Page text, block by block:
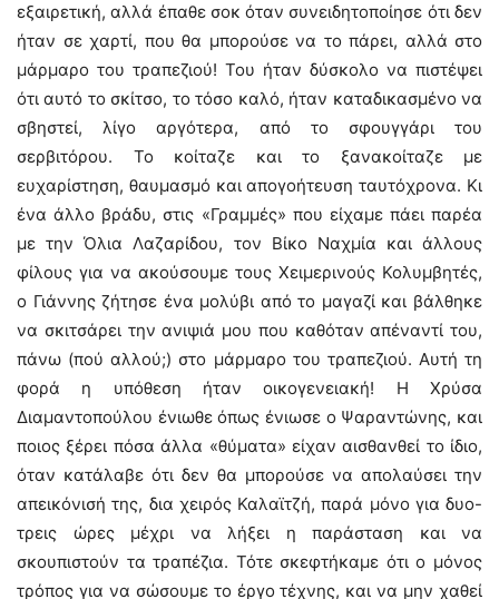
εξαιρετική, αλλά έπαθε σοκ όταν συνειδητοποίησε ότι δεν
ήταν σε χαρτί, που θα μπορούσε να το πάρει, αλλά στο
μάρμαρο του τραπεζιού! Του ήταν δύσκολο να πιστέψει
ότι αυτό το σκίτσο, το τόσο καλό, ήταν καταδικασμένο να
σβηστεί, λίγο αργότερα, από το σφουγγάρι του
σερβιτόρου. Το κοίταζε και το ξανακοίταζε με
ευχαρίστηση, θαυμασμό και απογοήτευση ταυτόχρονα. Κι
ένα άλλο βράδυ, στις «Γραμμές» που είχαμε πάει παρέα
με την Όλια Λαζαρίδου, τον Βίκο Ναχμία και άλλους
φίλους για να ακούσουμε τους Χειμερινούς Κολυμβητές,
ο Γιάννης ζήτησε ένα μολύβι από το μαγαζί και βάλθηκε
να σκιτσάρει την ανιψιά μου που καθόταν απέναντί του,
πάνω (πού αλλού;) στο μάρμαρο του τραπεζιού. Αυτή τη
φορά η υπόθεση ήταν οικογενειακή! Η Χρύσα
Διαμαντοπούλου ένιωθε όπως ένιωσε ο Ψαραντώνης, και
ποιος ξέρει πόσα άλλα «θύματα» είχαν αισθανθεί το ίδιο,
όταν κατάλαβε ότι δεν θα μπορούσε να απολαύσει την
απεικόνισή της, δια χειρός Καλαϊτζή, παρά μόνο για δυο-
τρεις ώρες μέχρι να λήξει η παράσταση και να
σκουπιστούν τα τραπέζια. Τότε σκεφτήκαμε ότι ο μόνος
τρόπος για να σώσουμε το έργο τέχνης, και να μην χαθεί